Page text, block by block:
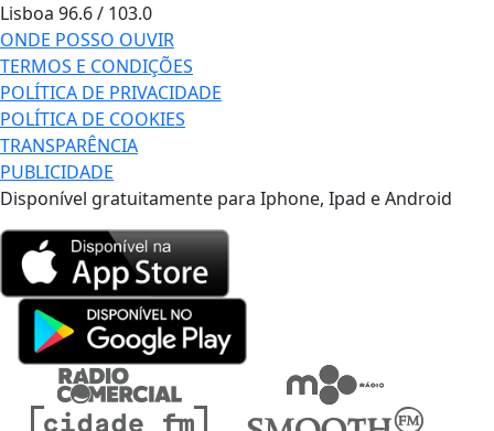
Lisboa 96.6 / 103.0
ONDE POSSO OUVIR
TERMOS E CONDIÇÕES
POLÍTICA DE PRIVACIDADE
POLÍTICA DE COOKIES
TRANSPARÊNCIA
PUBLICIDADE
Disponível gratuitamente para Iphone, Ipad e Android